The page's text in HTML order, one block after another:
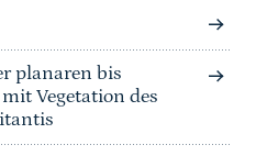
planaren bis
Vegetation des